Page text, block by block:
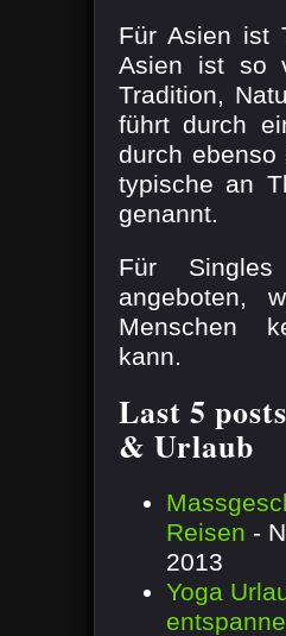
Für Asien ist
Asien ist so
Tradition,
führt durch
durch ebenso
typische an
genannt.
Für
angeboten,
Menschen
kann.
Last 5
& Urlaub
Reisen -
2013
Yoga